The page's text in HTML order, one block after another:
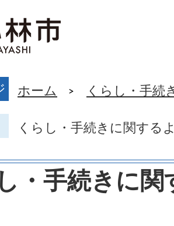
ホーム くらし・手続
くらし・手続きに関する
・手続きに